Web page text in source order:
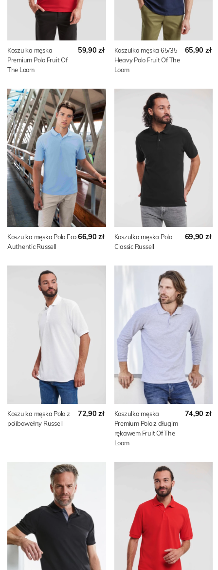
Koszulka męska
Premium Polo Fruit Of
The Loom
59,90 zł
Koszulka męska 65/35
Heavy Polo Fruit Of The
Loom
65,90 zł
Koszulka męska Polo Eco
Authentic Russell
66,90 zł
Koszulka męska Polo
Classic Russell
69,90 zł
Koszulka męska Polo z
polibawełny Russell
72,90 zł
Koszulka męska
Premium Polo z długim
rękawem Fruit Of The
Loom
74,90 zł